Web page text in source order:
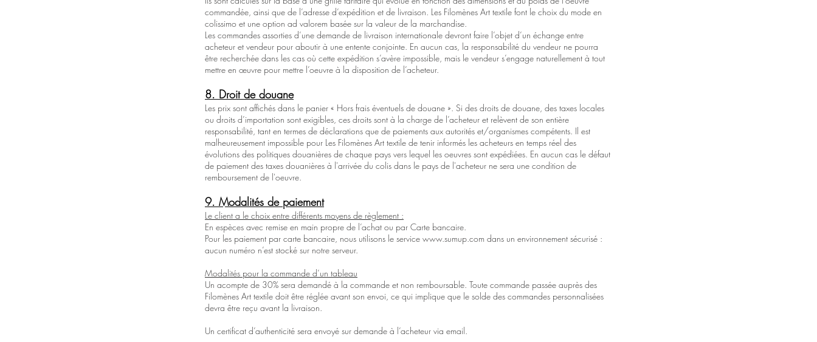
commandée, ainsi que de l’adresse d’expédition et de livraison. Les Filomènes Art textile font le choix du mode en
colissimo et une option ad valorem basée sur la valeur de la marchandise.
Les commandes assorties d’une demande de livraison internationale devront faire l’objet d’un échange entre
acheteur et vendeur pour aboutir à une entente conjointe. En aucun cas, la responsabilité du vendeur ne pourra
être recherchée dans les cas où cette expédition s’avère impossible, mais le vendeur s’engage naturellement à tout
mettre en œuvre pour mettre l’oeuvre à la disposition de l’acheteur.
8. Droit de douane
Les prix sont affichés dans le panier « Hors frais éventuels de douane ». Si des droits de douane, des taxes locales
ou droits d’importation sont exigibles, ces droits sont à la charge de l’acheteur et relèvent de son entière
responsabilité, tant en termes de déclarations que de paiements aux autorités et/organismes compétents. Il est
malheureusement impossible pour Les Filomènes Art textile de tenir informés les acheteurs en temps réel des
évolutions des politiques douanières de chaque pays vers lequel les oeuvres sont expédiées. En aucun cas le défaut
de paiement des taxes douanières à l'arrivée du colis dans le pays de l'acheteur ne sera une condition de
remboursement de l'oeuvre.
9. Modalités de paiement
Le client a le choix entre différents moyens de règlement :
En espèces avec remise en main propre de l’achat ou par Carte bancaire.
Pour les paiement par carte bancaire, nous utilisons le service www.sumup.com dans un environnement sécurisé :
aucun numéro n’est stocké sur notre serveur.
Modalités pour la commande d’un tableau
Un acompte de 30% sera demandé à la commande et non remboursable. Toute commande passée auprès des
Filomènes Art textile doit être réglée avant son envoi, ce qui implique que le solde des commandes personnalisées
devra être reçu avant la livraison.
Un certificat d’authenticité sera envoyé sur demande à l’acheteur via email.